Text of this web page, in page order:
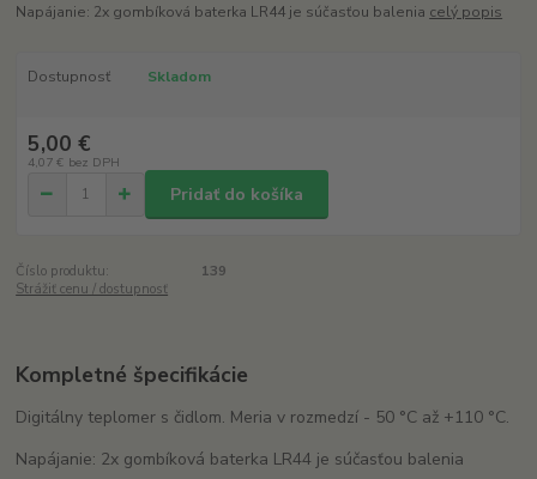
Napájanie: 2x gombíková baterka LR44 je súčasťou balenia celý popis
Dostupnosť Skladom
5,00 €
4,07 € bez DPH
Pridať do košíka
Číslo produktu:
139
Strážiť cenu / dostupnosť
Kompletné špecifikácie
Digitálny teplomer s čidlom. Meria v rozmedzí - 50 °C až +110 °C.
Napájanie: 2x gombíková baterka LR44 je súčasťou balenia